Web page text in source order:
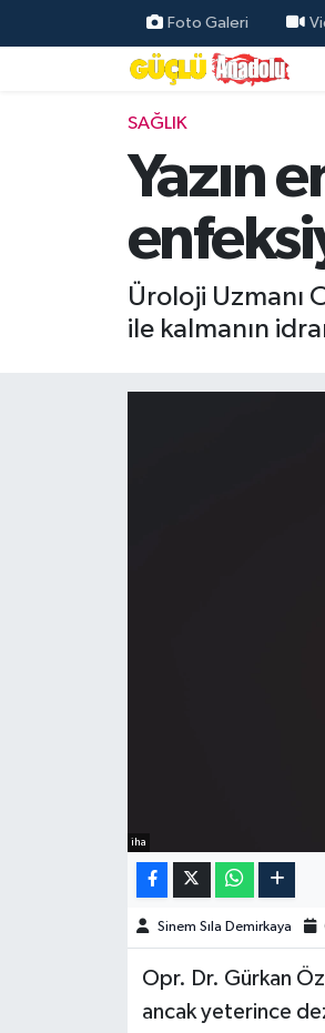
Foto Galeri
SAĞLIK
Yazın
Üroloji Uzmanı
ile kalmanın
iha
Sinem Sıla Demirkaya
Opr. Dr. Gürkan
ancak yeterince
Özel Haber
Resmi İlanlar
Ekonomi
Gündem
Kim kimdir?
Kültür Sanat